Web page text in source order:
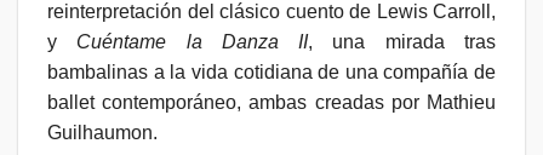
reinterpretación del clásico cuento de Lewis Carroll,
y Cuéntame la Danza II, una mirada tras
bambalinas a la vida cotidiana de una compañía de
ballet contemporáneo, ambas creadas por Mathieu
Guilhaumon.